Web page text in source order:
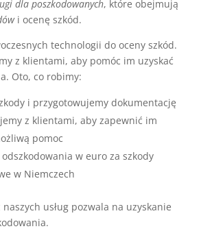
dla poszkodowanych, które obejmują
i ocenę szkód.
technologii do oceny szkód.
z klientami, aby pomóc im uzyskać
Oto, co robimy:
i przygotowujemy dokumentację
z klientami, aby zapewnić im
pomoc
w euro za szkody
w Niemczech
usług pozwala na uzyskanie